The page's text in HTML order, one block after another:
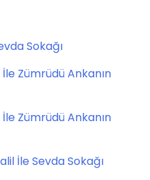
Sokağı
Zümrüdü Ankanın
Zümrüdü Ankanın
İle Sevda Sokağı